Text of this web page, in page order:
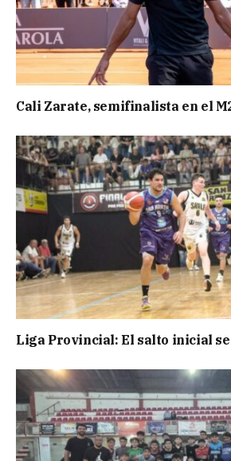
Cali Zarate, semifinalista en el
Liga Provincial: El salto inicial